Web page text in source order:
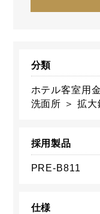
分類
ホテル客室用
洗面所 ＞ 拡大
採用製品
PRE-B811
仕様